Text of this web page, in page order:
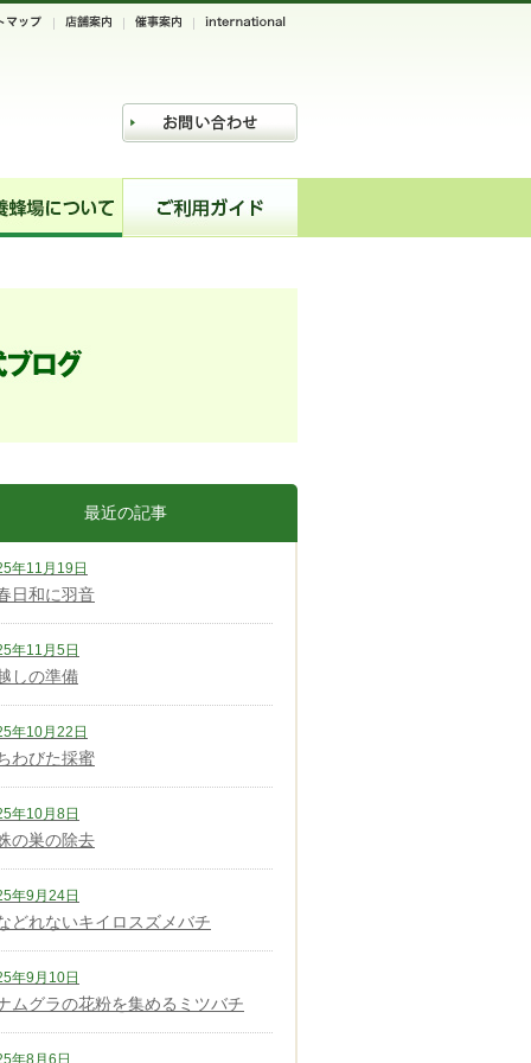
最近の記事
年11月19日
日和に羽音
年11月5日
しの準備
年10月22日
わびた採蜜
年10月8日
の巣の除去
年9月24日
どれないキイロスズメバチ
年9月10日
ムグラの花粉を集めるミツバチ
年8月6日